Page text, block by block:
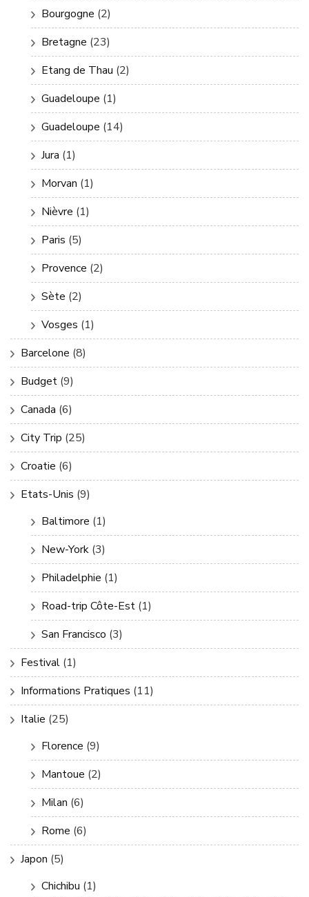
Bourgogne (2)
Bretagne (23)
Etang de Thau (2)
Guadeloupe (1)
Guadeloupe (14)
Jura (1)
Morvan (1)
Nièvre (1)
Paris (5)
Provence (2)
Sète (2)
Vosges (1)
Barcelone (8)
Budget (9)
Canada (6)
City Trip (25)
Croatie (6)
Etats-Unis (9)
Baltimore (1)
New-York (3)
Philadelphie (1)
Road-trip Côte-Est (1)
San Francisco (3)
Festival (1)
Informations Pratiques (11)
Italie (25)
Florence (9)
Mantoue (2)
Milan (6)
Rome (6)
Japon (5)
Chichibu (1)